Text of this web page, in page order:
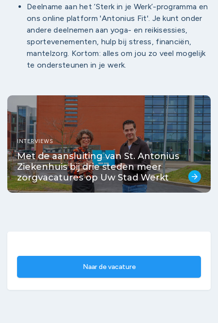
Deelname aan het ‘Sterk in je Werk’-programma en
ons online platform 'Antonius Fit'. Je kunt onder
andere deelnemen aan yoga- en reikisessies,
sportevenementen, hulp bij stress, financiën,
mantelzorg. Kortom: alles om jou zo veel mogelijk
te ondersteunen in je werk.
INTERVIEWS
Met de aansluiting van St. Antonius
Ziekenhuis bij drie steden meer
zorgvacatures op Uw Stad Werkt
arrow_forward
Naar de vacature